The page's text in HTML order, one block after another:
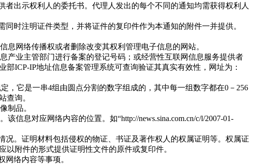
出示权利人的委托书。代理人发出的每个不同的通知均需获得权利人
时注明证件类型，并将证件的复印件作为本通知的附件一并提供。
网络传播权或者删除改变其权利管理电子信息的网站。
业主管部门进行备案的登记号码；或经营性互联网信息服务提供者
ICP-IP地址信息备案管理系统可查询验证其真实有效性，网址为：
，它是一串4组由圆点分割的数字组成的，其中每一组数字都在0－256
查询。
制品。
息对应网络内容的位置。如“http://news.sina.com.cn/c/l/2007-01-
。证明材料包括侵权的物证、书证及著作权人的权属证明等。权属证
附件的形式提供证明性文件的原件或复印件。
络内容等事项。